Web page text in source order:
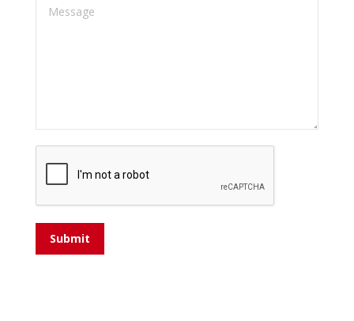
Message
Submit